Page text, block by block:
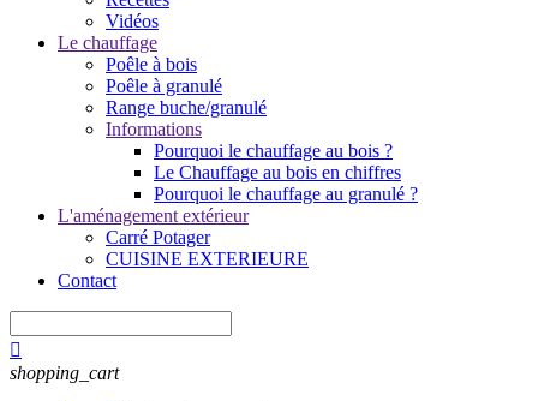
Vidéos
Le chauffage
Poêle à bois
Poêle à granulé
Range buche/granulé
Informations
Pourquoi le chauffage au bois ?
Le Chauffage au bois en chiffres
Pourquoi le chauffage au granulé ?
L'aménagement extérieur
Carré Potager
CUISINE EXTERIEURE
Contact

shopping_cart